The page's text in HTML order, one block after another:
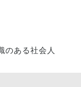
のある社会人